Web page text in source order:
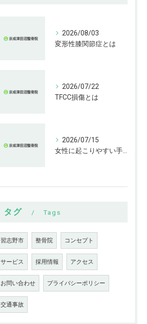
2026/08/03
変形性膝関節症とは
2026/07/22
TFCC損傷とは
2026/07/15
タグ Tags
習志野市 整骨院 コンセプト
サービス 採用情報 アクセス
お問い合わせ プライバシーポリシー
交通事故